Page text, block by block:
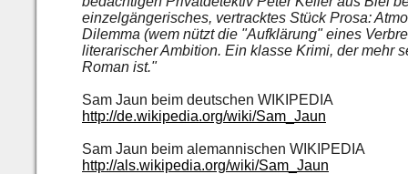
einzelgängerisches, vertracktes Stück Prosa:
Dilemma (wem nützt die "Aufklärung" eines
literarischer Ambition. Ein klasse Krimi, der mehr
Roman ist."
Sam Jaun beim deutschen WIKIPEDIA
http://de.wikipedia.org/wiki/Sam_Jaun
Sam Jaun beim alemannischen WIKIPEDIA
http://als.wikipedia.org/wiki/Sam_Jaun